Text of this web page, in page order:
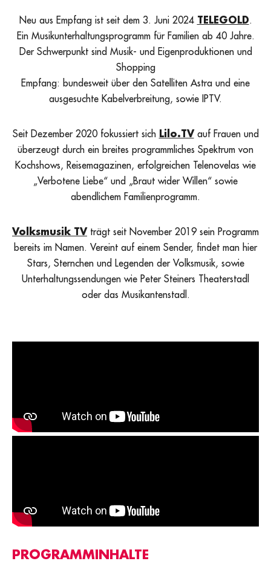
Neu aus Empfang ist seit dem 3. Juni 2024 TELEGOLD.
Ein Musikunterhaltungsprogramm für Familien ab 40 Jahre.
Der Schwerpunkt sind Musik- und Eigenproduktionen und
Shopping
Empfang: bundesweit über den Satelliten Astra und eine
ausgesuchte Kabelverbreitung, sowie IPTV.
Seit Dezember 2020 fokussiert sich Lilo.TVauf Frauen und
überzeugt durch ein breites programmliches Spektrum von
Kochshows, Reisemagazinen, erfolgreichen Telenovelas wie
„Verbotene Liebe“ und „Braut wider Willen“ sowie
abendlichem Familienprogramm.
Volksmusik TV trägt seit November 2019 sein Programm
bereits im Namen. Vereint auf einem Sender, findet man hier
Stars, Sternchen und Legenden der Volksmusik, sowie
Unterhaltungssendungen wie Peter Steiners Theaterstadl
oder das Musikantenstadl.
PROGRAMMINHALTE